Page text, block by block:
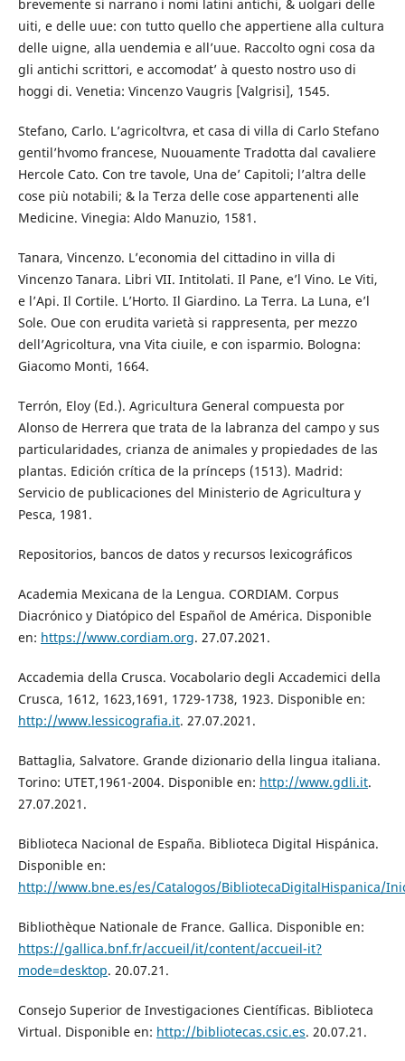
brevemente si narrano i nomi latini antichi, & uolgari delle
uiti, e delle uue: con tutto quello che appertiene alla cultura
delle uigne, alla uendemia e all’uue. Raccolto ogni cosa da
gli antichi scrittori, e accomodat’ à questo nostro uso di
hoggi di. Venetia: Vincenzo Vaugris [Valgrisi], 1545.
Stefano, Carlo. L’agricoltvra, et casa di villa di Carlo Stefano
gentil’hvomo francese, Nuouamente Tradotta dal cavaliere
Hercole Cato. Con tre tavole, Una de’ Capitoli; l’altra delle
cose più notabili; & la Terza delle cose appartenenti alle
Medicine. Vinegia: Aldo Manuzio, 1581.
Tanara, Vincenzo. L’economia del cittadino in villa di
Vincenzo Tanara. Libri VII. Intitolati. Il Pane, e’l Vino. Le Viti,
e l’Api. Il Cortile. L’Horto. Il Giardino. La Terra. La Luna, e’l
Sole. Oue con erudita varietà si rappresenta, per mezzo
dell’Agricoltura, vna Vita ciuile, e con isparmio. Bologna:
Giacomo Monti, 1664.
Terrón, Eloy (Ed.). Agricultura General compuesta por
Alonso de Herrera que trata de la labranza del campo y sus
particularidades, crianza de animales y propiedades de las
plantas. Edición crítica de la prínceps (1513). Madrid:
Servicio de publicaciones del Ministerio de Agricultura y
Pesca, 1981.
Repositorios, bancos de datos y recursos lexicográficos
Academia Mexicana de la Lengua. CORDIAM. Corpus
Diacrónico y Diatópico del Español de América. Disponible
en: https://www.cordiam.org. 27.07.2021.
Accademia della Crusca. Vocabolario degli Accademici della
Crusca, 1612, 1623,1691, 1729-1738, 1923. Disponible en:
http://www.lessicografia.it. 27.07.2021.
Battaglia, Salvatore. Grande dizionario della lingua italiana.
Torino: UTET,1961-2004. Disponible en: http://www.gdli.it.
27.07.2021.
Biblioteca Nacional de España. Biblioteca Digital Hispánica.
Disponible en:
http://www.bne.es/es/Catalogos/BibliotecaDigitalHispanica/
Bibliothèque Nationale de France. Gallica. Disponible en:
https://gallica.bnf.fr/accueil/it/content/accueil-it?
mode=desktop. 20.07.21.
Consejo Superior de Investigaciones Científicas. Biblioteca
Virtual. Disponible en: http://bibliotecas.csic.es. 20.07.21.